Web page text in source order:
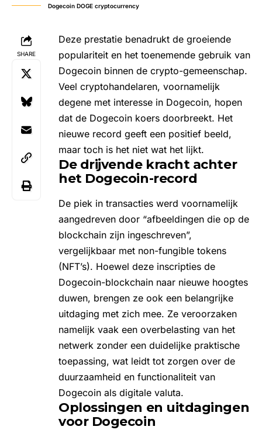
Dogecoin DOGE cryptocurrency
SHARE
Deze prestatie benadrukt de groeiende
populariteit en het toenemende gebruik van
Dogecoin binnen de crypto-gemeenschap.
Veel cryptohandelaren, voornamelijk
degene met interesse in Dogecoin, hopen
dat de Dogecoin koers doorbreekt. Het
nieuwe record geeft een positief beeld,
maar toch is het niet wat het lijkt.
De drijvende kracht achter
het Dogecoin-record
De piek in transacties werd voornamelijk
aangedreven door “afbeeldingen die op de
blockchain zijn ingeschreven”,
vergelijkbaar met non-fungible tokens
(NFT’s). Hoewel deze inscripties de
Dogecoin-blockchain naar nieuwe hoogtes
duwen, brengen ze ook een belangrijke
uitdaging met zich mee. Ze veroorzaken
namelijk vaak een overbelasting van het
netwerk zonder een duidelijke praktische
toepassing, wat leidt tot zorgen over de
duurzaamheid en functionaliteit van
Dogecoin als digitale valuta.
Oplossingen en uitdagingen
voor Dogecoin